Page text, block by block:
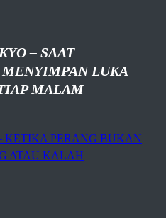
– SAAT
LUKA
MALAM